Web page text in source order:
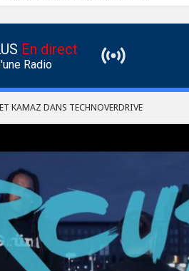
En direct
Radio
KAMAZ DANS TECHNOVERDRIVE